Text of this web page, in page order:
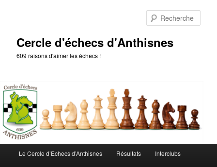
Cercle d'échecs d'Anthisnes
609 raisons d'aimer les échecs !
principal
Le Cercle d’Echecs d’Anthisnes Résultats Interclubs